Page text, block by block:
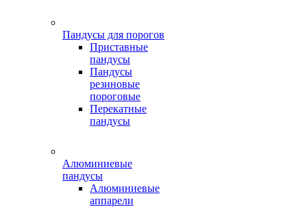
Пандусы для порогов
Приставные
пандусы
Пандусы
резиновые
пороговые
Перекатные
пандусы
Алюминиевые
пандусы
Алюминиевые
аппарели